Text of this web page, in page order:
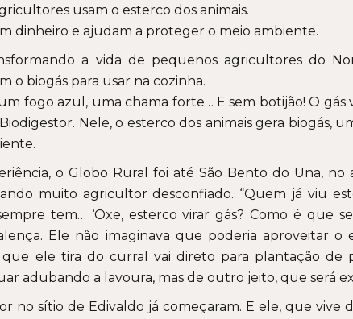
usam o esterco dos animais.
dinheiro e ajudam a proteger o meio ambiente.
a vida de pequenos agricultores do
o biogás para usar na cozinha.
fogo azul, uma chama forte… E sem botijão! O
Biodigestor. Nele, o esterco dos animais gera biogás,
o Globo Rural foi até São Bento do Una,
muito agricultor desconfiado. “Quem já viu
tem… ‘Oxe, esterco virar gás? Como é que
Ele não imaginava que poderia aproveitar o
ele tira do curral vai direto para plantação de
adubando a lavoura, mas de outro jeito, que será
no sítio de Edivaldo já começaram. E ele, que vive